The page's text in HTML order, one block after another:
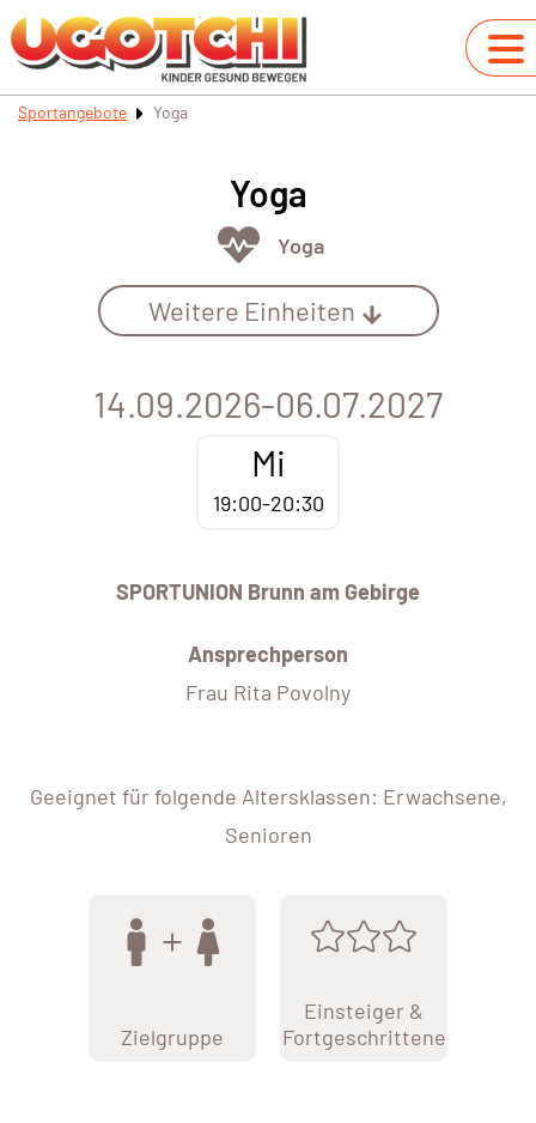
Sportangebote Yoga
Yoga
Yoga
Weitere Einheiten
14.09.2026-06.07.2027
Mi
19:00-20:30
SPORTUNION Brunn am Gebirge
Ansprechperson
Frau Rita Povolny
Geeignet für folgende Altersklassen: Erwachsene,
Senioren
Zielgruppe
Einsteiger &
Fortgeschrittene